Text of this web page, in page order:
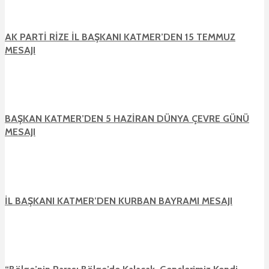
AK PARTİ RİZE İL BAŞKANI KATMER’DEN 15 TEMMUZ
MESAJI
BAŞKAN KATMER’DEN 5 HAZİRAN DÜNYA ÇEVRE GÜNÜ
MESAJI
İL BAŞKANI KATMER’DEN KURBAN BAYRAMI MESAJI